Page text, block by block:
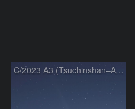
C/2023 A3 (Tsuchinshan–ATLAS)